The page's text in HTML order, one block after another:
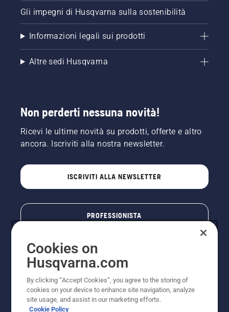
Gli impegni di Husqvarna sulla sostenibilità
Informazioni legali sui prodotti
Altre sedi Husqvarna
Non perderti nessuna novità!
Ricevi le ultime novità su prodotti, offerte e altro
ancora. Iscriviti alla nostra newsletter.
ISCRIVITI ALLA NEWSLETTER
PROFESSIONISTA
Cookies on
Husqvarna.com
By clicking “Accept Cookies”, you agree to the storing of
cookies on your device to enhance site navigation, analyze
site usage, and assist in our marketing efforts.
Cookie Policy